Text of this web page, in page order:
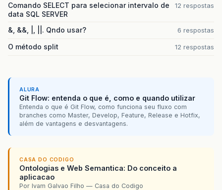
Comando SELECT para selecionar intervalo de
data SQL SERVER
12 respostas
&, &&, |, ||. Qndo usar? 6 respostas
O método split 12 respostas
ALURA
Git Flow: entenda o que é, como e quando utilizar
Entenda o que é Git Flow, como funciona seu fluxo com
branches como Master, Develop, Feature, Release e Hotfix,
além de vantagens e desvantagens.
CASA DO CODIGO
Ontologias e Web Semantica: Do conceito a
aplicacao
Por Ivam Galvao Filho — Casa do Codigo